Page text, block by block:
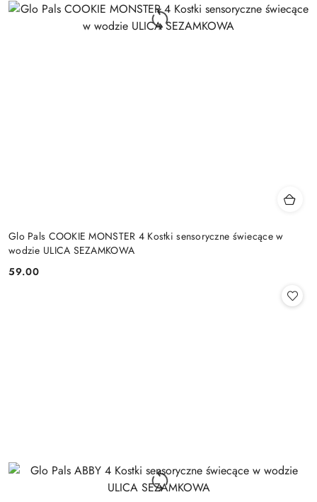
Glo Pals COOKIE MONSTER 4 Kostki sensoryczne świecące w
wodzie ULICA SEZAMKOWA
Cena:
59.00